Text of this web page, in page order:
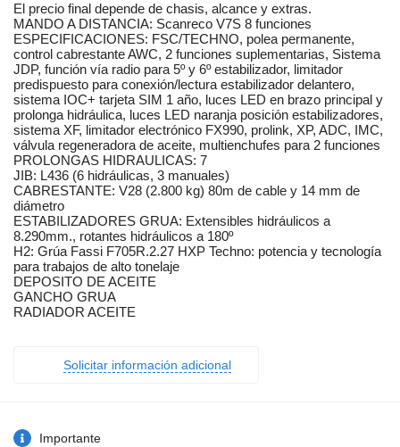
El precio final depende de chasis, alcance y extras.
MANDO A DISTANCIA: Scanreco V7S 8 funciones
ESPECIFICACIONES: FSC/TECHNO, polea permanente,
control cabrestante AWC, 2 funciones suplementarias, Sistema
JDP, función vía radio para 5º y 6º estabilizador, limitador
predispuesto para conexión/lectura estabilizador delantero,
sistema IOC+ tarjeta SIM 1 año, luces LED en brazo principal y
prolonga hidráulica, luces LED naranja posición estabilizadores,
sistema XF, limitador electrónico FX990, prolink, XP, ADC, IMC,
válvula regeneradora de aceite, multienchufes para 2 funciones
PROLONGAS HIDRAULICAS: 7
JIB: L436 (6 hidráulicas, 3 manuales)
CABRESTANTE: V28 (2.800 kg) 80m de cable y 14 mm de
diámetro
ESTABILIZADORES GRUA: Extensibles hidráulicos a
8.290mm., rotantes hidráulicos a 180º
H2: Grúa Fassi F705R.2.27 HXP Techno: potencia y tecnología
para trabajos de alto tonelaje
DEPOSITO DE ACEITE
GANCHO GRUA
RADIADOR ACEITE
Solicitar información adicional
Importante